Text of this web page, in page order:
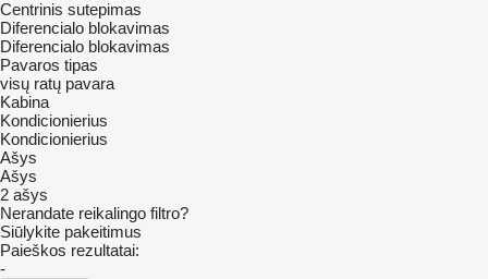
Centrinis sutepimas
Diferencialo blokavimas
Diferencialo blokavimas
Pavaros tipas
visų ratų pavara
Kabina
Kondicionierius
Kondicionierius
Ašys
Ašys
2 ašys
Nerandate reikalingo filtro?
Siūlykite pakeitimus
Paieškos rezultatai:
-